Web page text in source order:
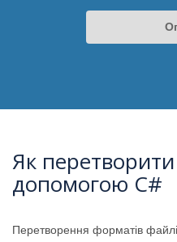
Як
допомогою C#
Перетворення форматів